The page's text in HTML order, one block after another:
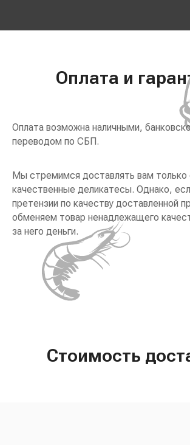
Оплата и
Оплата возможна наличными,
переводом по СБП.
Мы стремимся доставлять вам только
качественные деликатесы. Однако,
претензии по качеству доставленной
обменяем товар ненадлежащего
за него деньги.
Стоимость